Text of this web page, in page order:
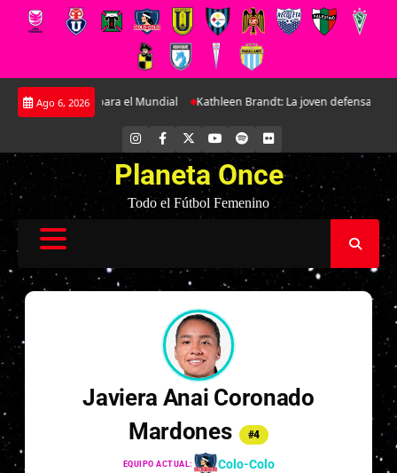
Saltar
Ago 6, 2026
preparatorio para el Mundial Kathleen Brandt: La joven defensa que
INSTAGRAM
FACEBOOK YOUTUBE
SPOTIFYFLICKR
Planeta Once
Todo el Fútbol Femenino
Javiera Anai Coronado
Mardones
#4
EQUIPO ACTUAL: Colo-Colo